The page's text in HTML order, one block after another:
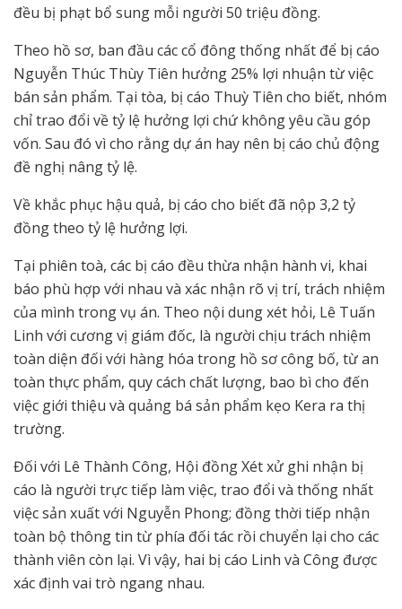
đều bị phạt bổ sung mỗi người 50 triệu đồng.
Theo hồ sơ, ban đầu các cổ đông thống nhất để bị cáo
Nguyễn Thúc Thùy Tiên hưởng 25% lợi nhuận từ việc
bán sản phẩm. Tại tòa, bị cáo Thuỳ Tiên cho biết, nhóm
chỉ trao đổi về tỷ lệ hưởng lợi chứ không yêu cầu góp
vốn. Sau đó vì cho rằng dự án hay nên bị cáo chủ động
đề nghị nâng tỷ lệ.
Về khắc phục hậu quả, bị cáo cho biết đã nộp 3,2 tỷ
đồng theo tỷ lệ hưởng lợi.
Tại phiên toà, các bị cáo đều thừa nhận hành vi, khai
báo phù hợp với nhau và xác nhận rõ vị trí, trách nhiệm
của mình trong vụ án. Theo nội dung xét hỏi, Lê Tuấn
Linh với cương vị giám đốc, là người chịu trách nhiệm
toàn diện đối với hàng hóa trong hồ sơ công bố, từ an
toàn thực phẩm, quy cách chất lượng, bao bì cho đến
việc giới thiệu và quảng bá sản phẩm kẹo Kera ra thị
trường.
Đối với Lê Thành Công, Hội đồng Xét xử ghi nhận bị
cáo là người trực tiếp làm việc, trao đổi và thống nhất
việc sản xuất với Nguyễn Phong; đồng thời tiếp nhận
toàn bộ thông tin từ phía đối tác rồi chuyển lại cho các
thành viên còn lại. Vì vậy, hai bị cáo Linh và Công được
xác định vai trò ngang nhau.